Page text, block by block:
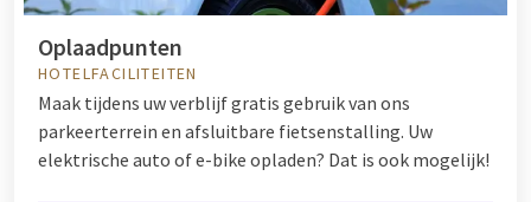
Oplaadpunten
HOTELFACILITEITEN
Maak tijdens uw verblijf gratis gebruik van ons
parkeerterrein en afsluitbare fietsenstalling. Uw
elektrische auto of e-bike opladen? Dat is ook mogelijk!